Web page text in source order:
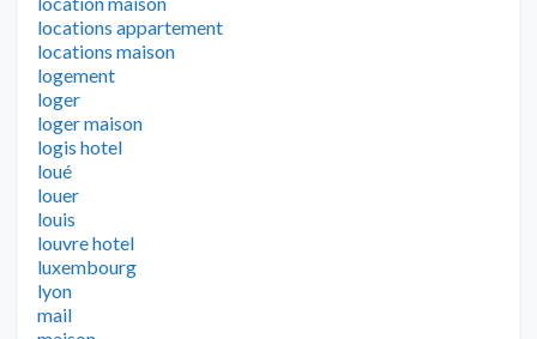
locations appartement
locations maison
logement
loger
loger maison
logis hotel
loué
louer
louis
louvre hotel
luxembourg
lyon
mail